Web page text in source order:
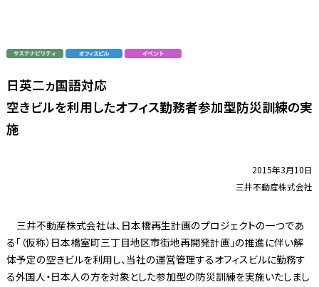
日英二ヵ国語対応
空きビルを利用したオフィス勤務者参加型防災訓練の実
施
2015年3月10日
三井不動産株式会社
三井不動産株式会社は、日本橋再生計画のプロジェクトの一つであ
る「（仮称）日本橋室町三丁目地区市街地再開発計画」の推進に伴い解
体予定の空きビルを利用し、当社の運営管理するオフィスビルに勤務す
る外国人・日本人の方を対象とした参加型の防災訓練を実施いたしまし